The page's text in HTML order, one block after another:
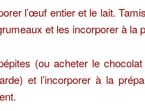
l’œuf entier et le lait.
et les incorporer à la
(ou acheter le
et l’incorporer à la